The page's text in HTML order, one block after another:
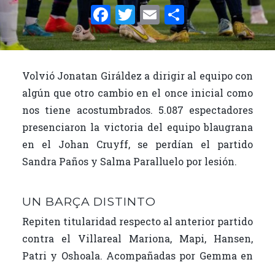
F
a
c
e
b
o
o
k
T
w
it
te
r
E
m
ai
l
C
o
m
p
ar
ti
r
Volvió Jonatan Giráldez a dirigir al equipo con
algún que otro cambio en el once inicial como
nos tiene acostumbrados. 5.087 espectadores
presenciaron la victoria del equipo blaugrana
en el Johan Cruyff, se perdían el partido
Sandra Paños y Salma Paralluelo por lesión.
UN BARÇA DISTINTO
Repiten titularidad respecto al anterior partido
contra el Villareal Mariona, Mapi, Hansen,
Patri y Oshoala. Acompañadas por Gemma en